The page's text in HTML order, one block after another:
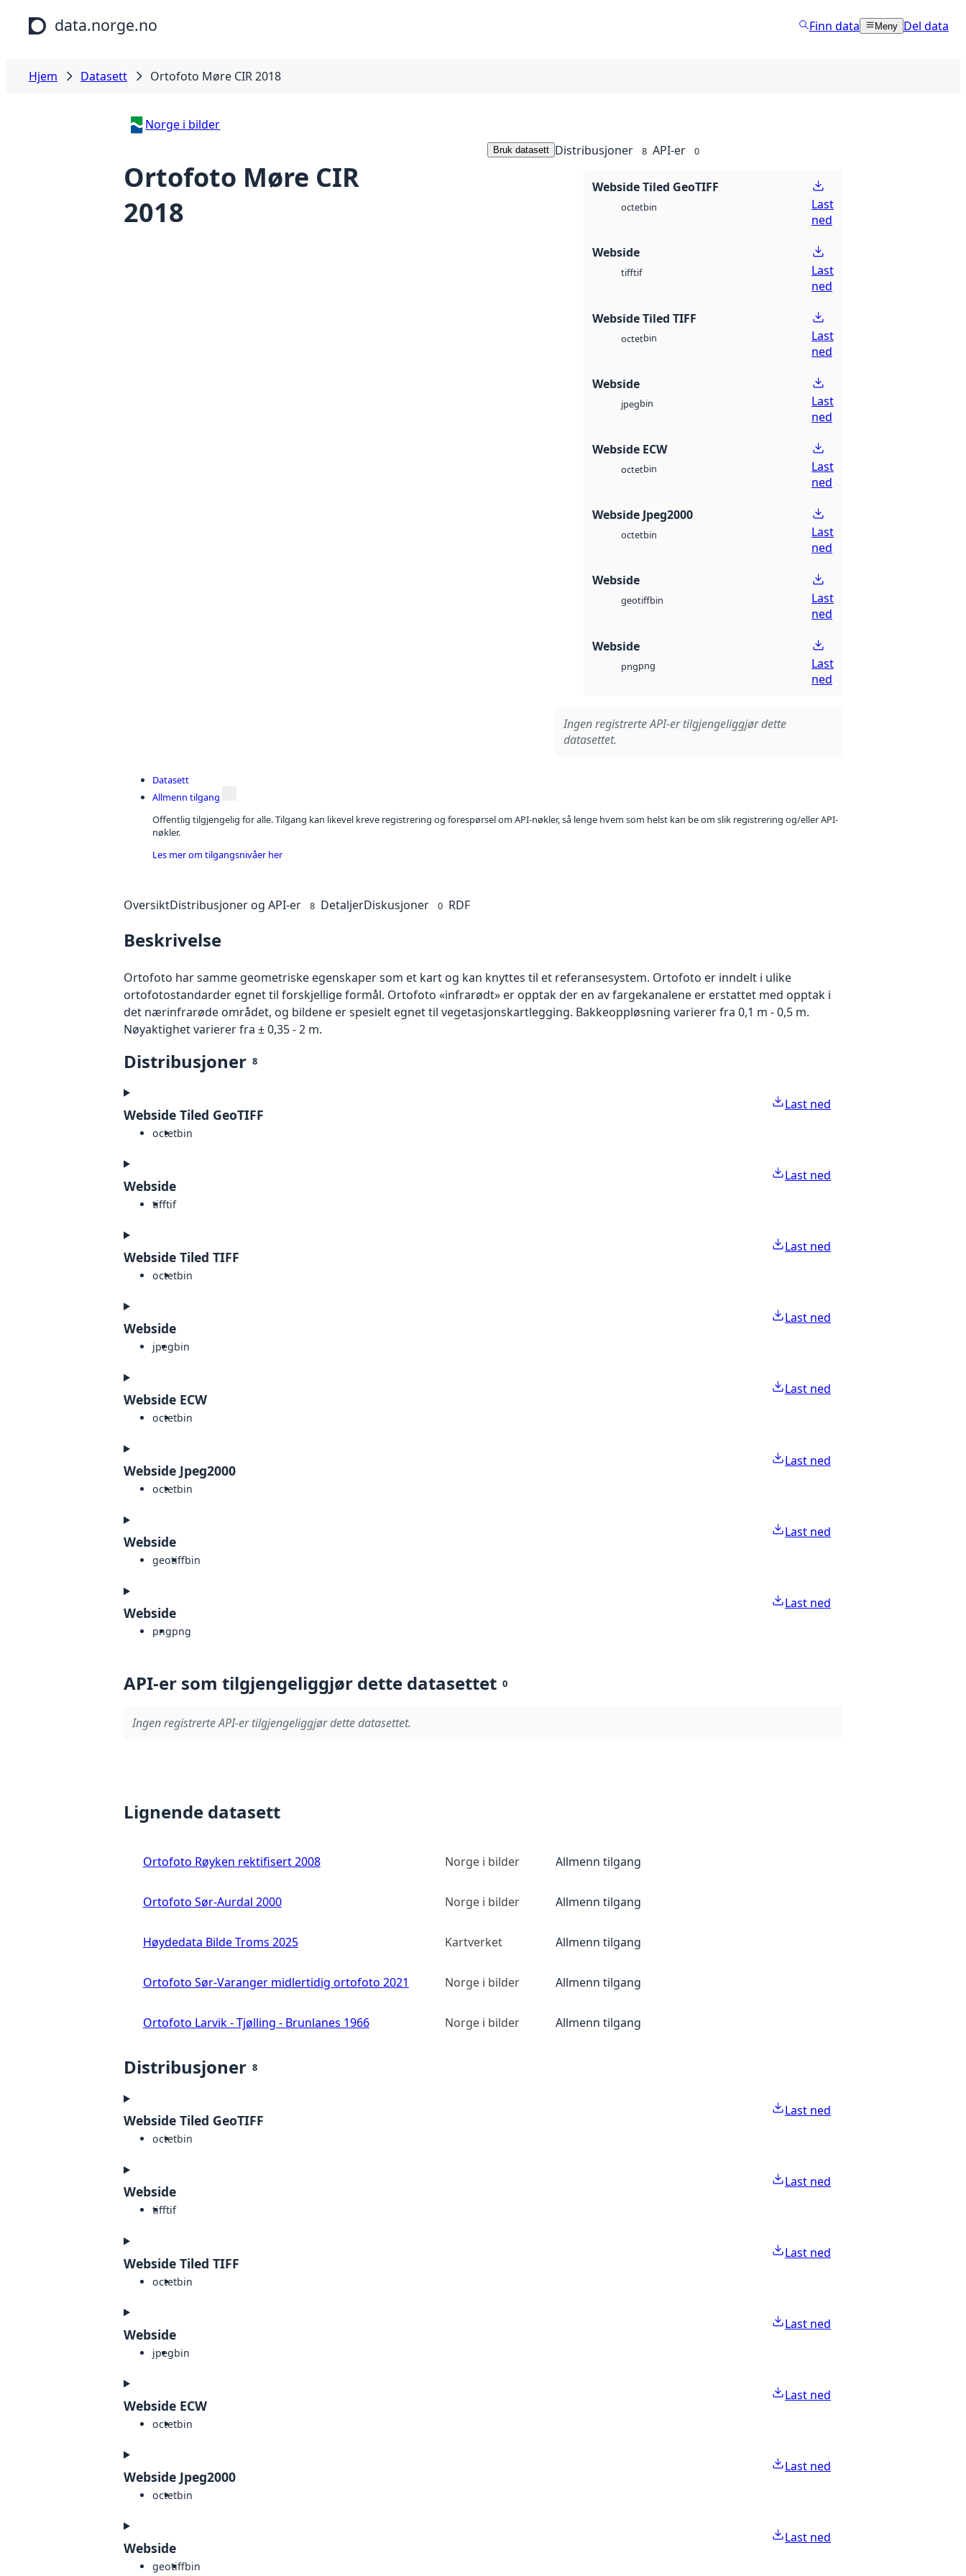
Hopp til hovedinnhold
data.norge.no Finn data Meny Del data
Hjem Datasett Ortofoto Møre CIR 2018
Norge i bilder
Ortofoto Møre CIR
2018
Bruk datasett Distribusjoner 8 API-er 0
Webside Tiled GeoTIFF
octetbin
Last
ned
Webside
tifftif
Last
ned
Webside Tiled TIFF
octetbin
Last
ned
Webside
jpegbin
Last
ned
Webside ECW
octetbin
Last
ned
Webside Jpeg2000
octetbin
Last
ned
Webside
geotiffbin
Last
ned
Webside
pngpng
Last
ned
Ingen registrerte API-er tilgjengeliggjør dette
datasettet.
Datasett
Allmenn tilgang
Offentlig tilgjengelig for alle. Tilgang kan likevel kreve registrering og forespørsel om API-nøkler, så lenge hvem som helst kan be om slik registrering og/eller API-
nøkler.
Les mer om tilgangsnivåer her
OversiktDistribusjoner og API-er 8 DetaljerDiskusjoner 0 RDF
Beskrivelse
Ortofoto har samme geometriske egenskaper som et kart og kan knyttes til et referansesystem. Ortofoto er inndelt i ulike
ortofotostandarder egnet til forskjellige formål. Ortofoto «infrarødt» er opptak der en av fargekanalene er erstattet med opptak i
det nærinfrarøde området, og bildene er spesielt egnet til vegetasjonskartlegging. Bakkeoppløsning varierer fra 0,1 m - 0,5 m.
Nøyaktighet varierer fra ± 0,35 - 2 m.
Distribusjoner 8
Webside Tiled GeoTIFF
octetbin
Last ned
Webside
tifftif
Last ned
Webside Tiled TIFF
octetbin
Last ned
Webside
jpegbin
Last ned
Webside ECW
octetbin
Last ned
Webside Jpeg2000
octetbin
Last ned
Webside
geotiffbin
Last ned
Webside
pngpng
Last ned
API-er som tilgjengeliggjør dette datasettet 0
Ingen registrerte API-er tilgjengeliggjør dette datasettet.
Lignende datasett
Ortofoto Røyken rektifisert 2008 Norge i bilder Allmenn tilgang
Ortofoto Sør-Aurdal 2000 Norge i bilder Allmenn tilgang
Høydedata Bilde Troms 2025 Kartverket Allmenn tilgang
Ortofoto Sør-Varanger midlertidig ortofoto 2021 Norge i bilder Allmenn tilgang
Ortofoto Larvik - Tjølling - Brunlanes 1966 Norge i bilder Allmenn tilgang
Distribusjoner 8
Webside Tiled GeoTIFF
octetbin
Last ned
Webside
tifftif
Last ned
Webside Tiled TIFF
octetbin
Last ned
Webside
jpegbin
Last ned
Webside ECW
octetbin
Last ned
Webside Jpeg2000
octetbin
Last ned
Webside
geotiffbin
Last ned